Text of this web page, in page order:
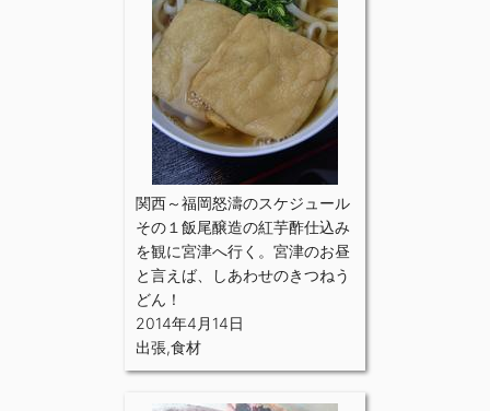
関西～福岡怒濤のスケジュール
その１飯尾醸造の紅芋酢仕込み
を観に宮津へ行く。宮津のお昼
と言えば、しあわせのきつねう
どん！
2014年4月14日
出張,食材